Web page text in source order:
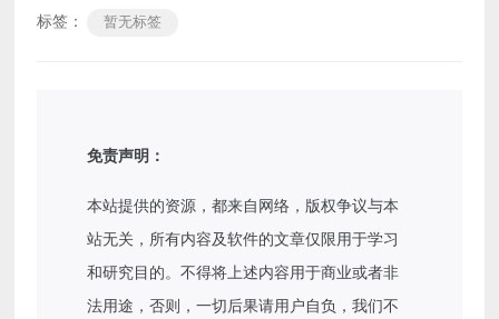
标签： 暂无标签
免责声明：
本站提供的资源，都来自网络，版权争议与本
站无关，所有内容及软件的文章仅限用于学习
和研究目的。不得将上述内容用于商业或者非
法用途，否则，一切后果请用户自负，我们不